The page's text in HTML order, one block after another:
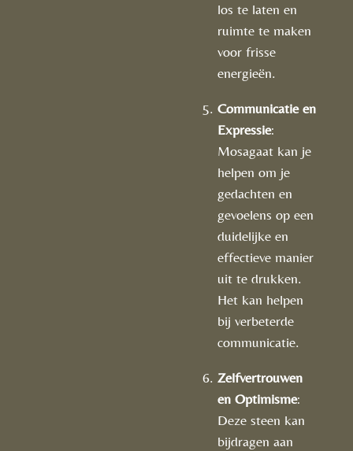
los te laten en
ruimte te maken
voor frisse
energieën.
Communicatie en
Expressie:
Mosagaat kan je
helpen om je
gedachten en
gevoelens op een
duidelijke en
effectieve manier
uit te drukken.
Het kan helpen
bij verbeterde
communicatie.
Zelfvertrouwen
en Optimisme:
Deze steen kan
bijdragen aan